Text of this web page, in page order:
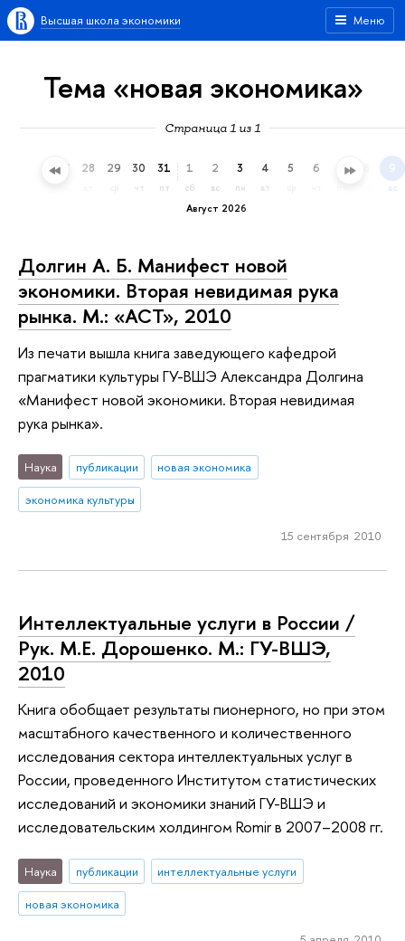
Меню
Высшая школа экономики
Тема «новая экономика»
Страница 1 из 1
27 28 29 30
чт
31
пт
Август 2026
1
сб
2
вс
3
пн
4
вт
5 6 7 9
вс
Долгин А. Б. Манифест новой
экономики. Вторая невидимая рука
рынка. M.: «АСТ», 2010
Из печати вышла книга заведующего кафедрой
прагматики культуры ГУ-ВШЭ Александра Долгина
«Манифест новой экономики. Вторая невидимая
рука рынка».
Наука публикации
новая экономика
экономика культуры
15 сентября 2010
Интеллектуальные услуги в России /
Рук. М.Е. Дорошенко. М.: ГУ-ВШЭ,
2010
Книга обобщает результаты пионерного, но при этом
масштабного качественного и количественного
исследования сектора интеллектуальных услуг в
России, проведенного Институтом статистических
исследований и экономики знаний ГУ-ВШЭ и
исследовательским холдингом Romir в 2007–2008 гг.
Наука публикации
интеллектуальные услуги
новая экономика